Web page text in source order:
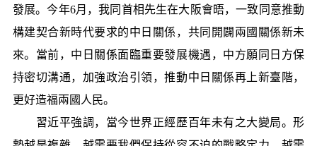
發展。今年6月，我同首相先生在大阪會晤，一致同意推動
構建契合新時代要求的中日關係，共同開闢兩國關係新未
來。當前，中日關係面臨重要發展機遇，中方願同日方保
持密切溝通，加強政治引領，推動中日關係再上新臺階，
更好造福兩國人民。
習近平強調，當今世界正經歷百年未有之大變局。形